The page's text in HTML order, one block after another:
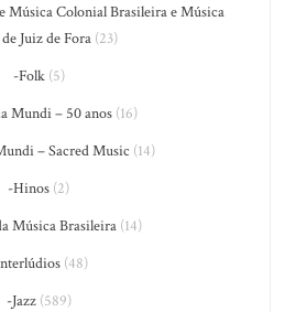
Música Colonial Brasileira e Música
Juiz de Fora (23)
-Folk(5)
Mundi – 50 anos(16)
– Sacred Music (14)
-Hinos (2)
Música Brasileira(14)
(48)
-Jazz(589)